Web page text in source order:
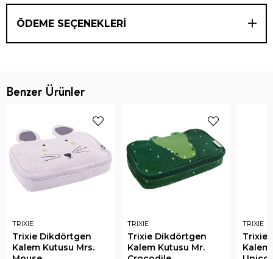
ÖDEME SEÇENEKLERI
Benzer Ürünler
TRIXIE
Trixie Dikdörtgen
Kalem Kutusu Mrs.
TRIXIE
Trixie Dikdörtgen
Kalem Kutusu Mr.
TRIXIE
Trixie
Kalem